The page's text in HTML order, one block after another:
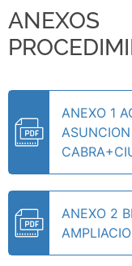
ANEXO 1
ANEXO 2